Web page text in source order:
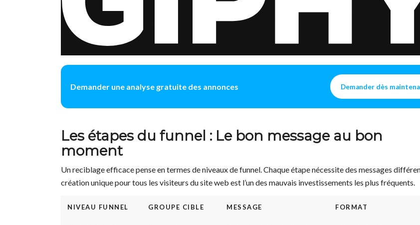
Demander une analyse gratuite des annonces Demander dès
Les étapes du funnel : Le bon message au bon
moment
Un reciblage efficace pense en termes de niveaux de funnel. Chaque étape nécessite des messages
création unique pour tous les visiteurs du site web est l’un des mauvais investissements les plus fréquents.
NIVEAU FUNNEL GROUPE CIBLE MESSAGE FORMAT